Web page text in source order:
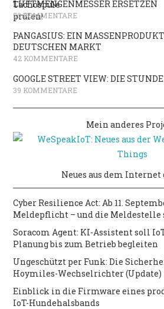
LUFTMENGENMESSER ERSETZEN
50 KOMMENTARE
PANGASIUS: EIN
DEUTSCHEN MARKT
42 KOMMENTARE
GOOGLE STREET VIEW: DIE
39 KOMMENTARE
Mein anderes
Neues aus dem
Cyber Resilience Act: Ab 11.
Meldepflicht – und die Meldestelle
Soracom Agent: KI-Assistent soll
Planung bis zum Betrieb begleiten
Ungeschützt per Funk: Die
Hoymiles-Wechselrichter (Update)
Einblick in die Firmware eines
IoT-Hundehalsbands